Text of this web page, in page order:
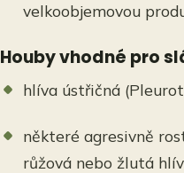
velkoobjemovou
Houby vhodné pro
hlíva ústřičná
některé agresivně
růžová nebo žlutá